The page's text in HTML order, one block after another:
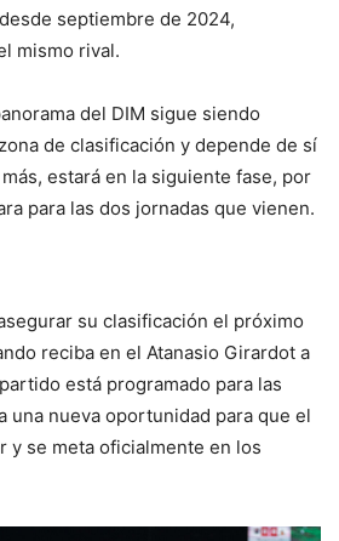
septiembre de 2024,
mismo rival.
del DIM sigue siendo
de clasificación y depende de sí
estará en la siguiente fase, por
para las dos jornadas que vienen.
su clasificación el próximo
reciba en el Atanasio Girardot a
está programado para las
una nueva oportunidad para que el
y se meta oficialmente en los